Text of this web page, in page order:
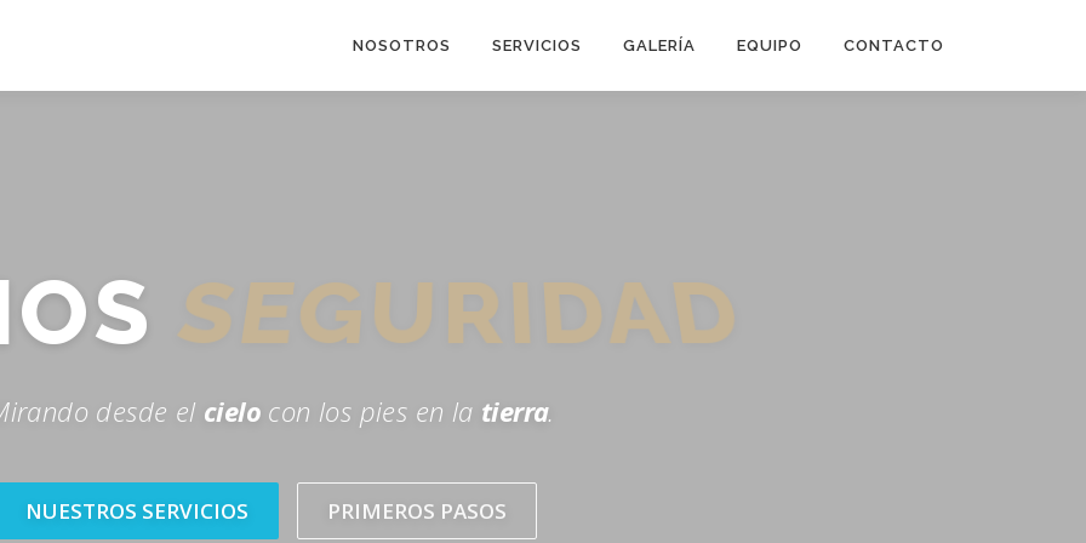
NOSOTROS SERVICIOS GALERÍA EQUIPO CONTACTO
SEGURIDAD
desde el cielo con los pies en la tierra.
NUESTROS SERVICIOS PRIMEROS PASOS